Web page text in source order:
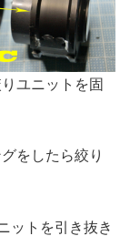
ユニットを固
をしたら絞り
ットを引き抜き